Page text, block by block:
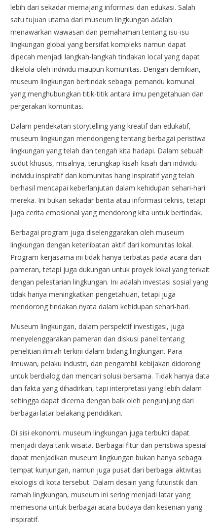
lebih dari sekadar memajang informasi dan edukasi. Salah
satu tujuan utama dari museum lingkungan adalah
menawarkan wawasan dan pemahaman tentang isu-isu
lingkungan global yang bersifat kompleks namun dapat
dipecah menjadi langkah-langkah tindakan local yang dapat
dikelola oleh individu maupun komunitas. Dengan demikian,
museum lingkungan bertindak sebagai pemandu komunal
yang menghubungkan titik-titik antara ilmu pengetahuan dan
pergerakan komunitas.
Dalam pendekatan storytelling yang kreatif dan edukatif,
museum lingkungan mendongeng tentang berbagai peristiwa
lingkungan yang telah dan tengah kita hadapi. Dalam sebuah
sudut khusus, misalnya, terungkap kisah-kisah dari individu-
individu inspiratif dan komunitas hang inspiratif yang telah
berhasil mencapai keberlanjutan dalam kehidupan sehari-hari
mereka. Ini bukan sekadar berita atau informasi teknis, tetapi
juga cerita emosional yang mendorong kita untuk bertindak.
Berbagai program juga diselenggarakan oleh museum
lingkungan dengan keterlibatan aktif dari komunitas lokal.
Program kerjasama ini tidak hanya terbatas pada acara dan
pameran, tetapi juga dukungan untuk proyek lokal yang terkait
dengan pelestarian lingkungan. Ini adalah investasi sosial yang
tidak hanya meningkatkan pengetahuan, tetapi juga
mendorong tindakan nyata dalam kehidupan sehari-hari.
Museum lingkungan, dalam perspektif investigasi, juga
menyelenggarakan pameran dan diskusi panel tentang
penelitian ilmiah terkini dalam bidang lingkungan. Para
ilmuwan, pelaku industri, dan pengambil kebijakan didorong
untuk berdialog dan mencari solusi bersama. Tidak hanya data
dan fakta yang dihadirkan, tapi interpretasi yang lebih dalam
sehingga dapat dicerna dengan baik oleh pengunjung dari
berbagai latar belakang pendidikan.
Di sisi ekonomi, museum lingkungan juga terbukti dapat
menjadi daya tarik wisata. Berbagai fitur dan peristiwa spesial
dapat menjadikan museum lingkungan bukan hanya sebagai
tempat kunjungan, namun juga pusat dari berbagai aktivitas
ekologis di kota tersebut. Dalam desain yang futuristik dan
ramah lingkungan, museum ini sering menjadi latar yang
memesona untuk berbagai acara budaya dan kesenian yang
inspiratif.